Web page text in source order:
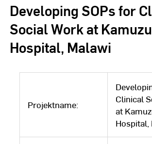
Developing SOPs for
Social Work at
Hospital, Malawi
Projektname:
Clinical
at
Hospital,